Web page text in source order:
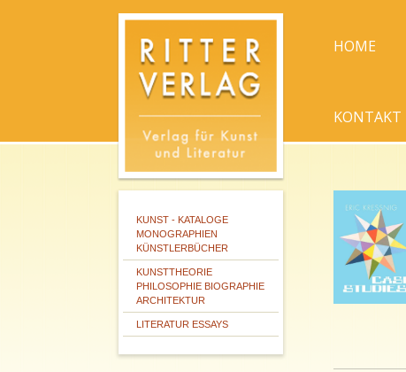
HOME
KONTAKT
KUNST - KATALOGE
MONOGRAPHIEN
KÜNSTLERBÜCHER
KUNSTTHEORIE
PHILOSOPHIE BIOGRAPHIE
ARCHITEKTUR
LITERATUR ESSAYS